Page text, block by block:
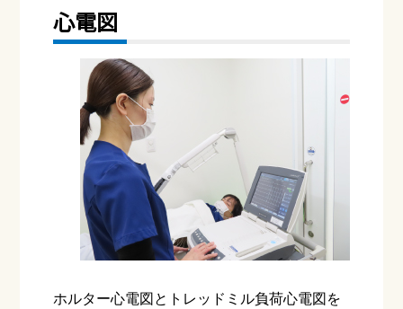
心電図
ホルター心電図とトレッドミル負荷心電図を